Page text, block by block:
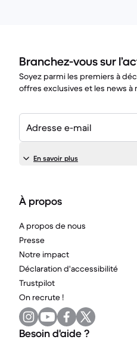
Branchez-vous sur
Soyez parmi les premiers à
offres exclusives et les news à
Adresse e-mail
En savoir plus
À propos
A propos de nous
Presse
Notre impact
Déclaration d'accessibilité
Trustpilot
On recrute !
Besoin d'aide ?